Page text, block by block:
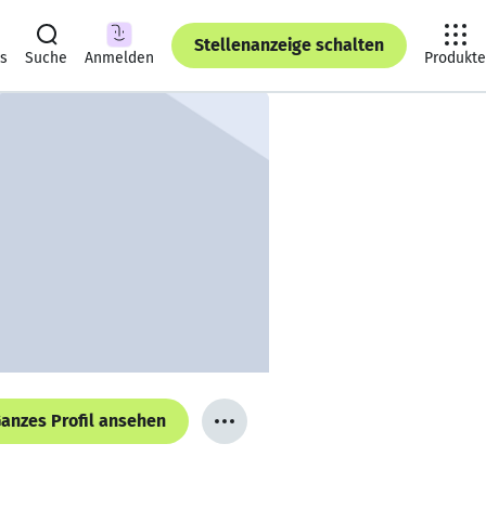
Suche Anmelden
Stellenanzeige schalten
Produkte
Profil ansehen